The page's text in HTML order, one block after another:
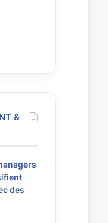
&
des